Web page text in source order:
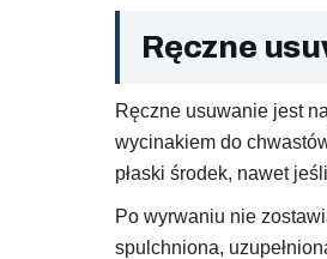
Ręczne
Ręczne usuwanie jest
wycinakiem do
płaski środek, nawet
Po wyrwaniu nie
spulchniona,